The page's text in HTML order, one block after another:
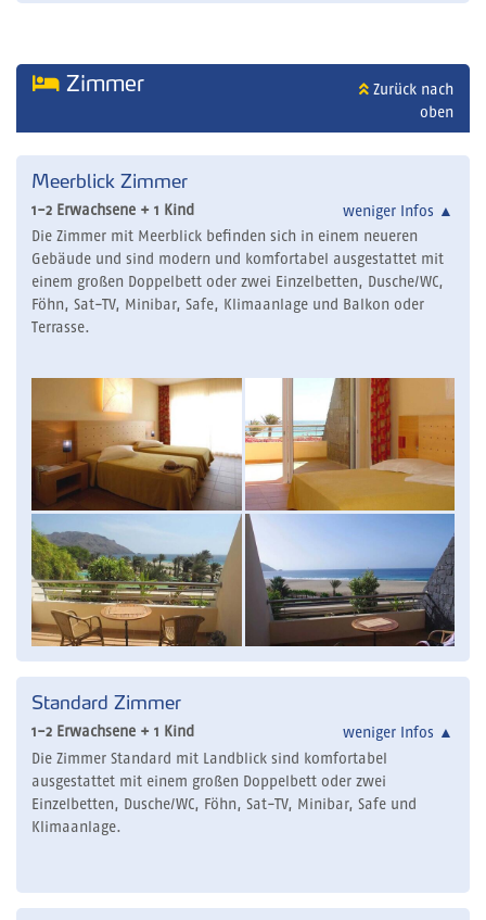
Zimmer
Zurück nach
oben
Meerblick Zimmer
1-2 Erwachsene + 1 Kind weniger Infos ▲
Die Zimmer mit Meerblick befinden sich in einem neueren
Gebäude und sind modern und komfortabel ausgestattet mit
einem großen Doppelbett oder zwei Einzelbetten, Dusche/WC,
Föhn, Sat-TV, Minibar, Safe, Klimaanlage und Balkon oder
Terrasse.
Standard Zimmer
1-2 Erwachsene + 1 Kind weniger Infos ▲
Die Zimmer Standard mit Landblick sind komfortabel
ausgestattet mit einem großen Doppelbett oder zwei
Einzelbetten, Dusche/WC, Föhn, Sat-TV, Minibar, Safe und
Klimaanlage.